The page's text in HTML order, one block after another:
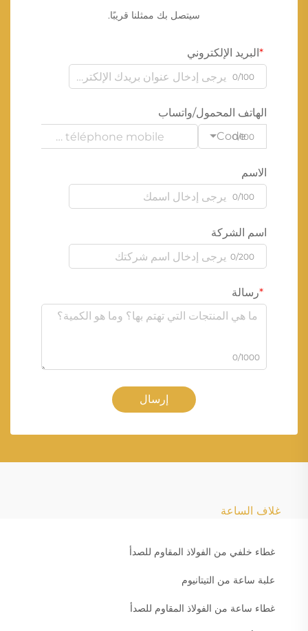
سيتصل بك ممثلنا قريبًا.
البريد الإلكتروني
0/100
الهاتف المحمول/واتساب
Code
0/100
الاسم
0/100
اسم الشركة
0/200
رسالة
0/1000
إرسال
غلاف الساعة
غطاء خلفي من الفولاذ المقاوم للصدأ
علبة ساعة من التيتانيوم
غطاء ساعة من الفولاذ المقاوم للصدأ